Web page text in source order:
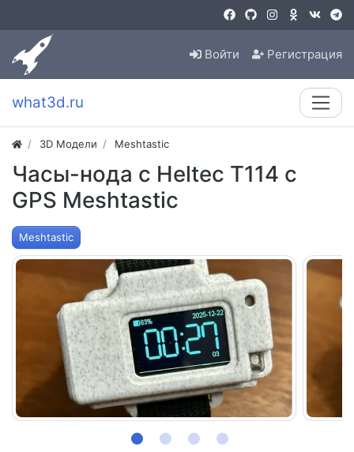
Войти Регистрация
what3d.ru
3D Модели Meshtastic
Часы-нода с Heltec T114 с
GPS Meshtastic
Meshtastic